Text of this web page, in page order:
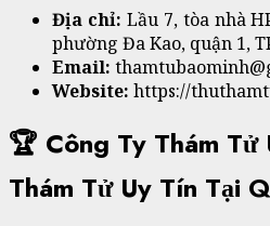
Địa chỉ: Lầu 7, tòa nhà
phường Đa Kao, quận 1,
Email:
Website: https://
🏆 Công Ty Thám
Thám Tử Uy Tín Tại